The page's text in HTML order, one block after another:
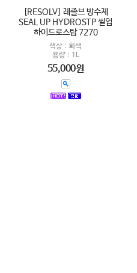
[RESOLV] 레졸브 방수제
SEAL UP HYDROSTP 씰업
하이드로스탑 7270
색상 : 회색
용량 : 1L
55,000원